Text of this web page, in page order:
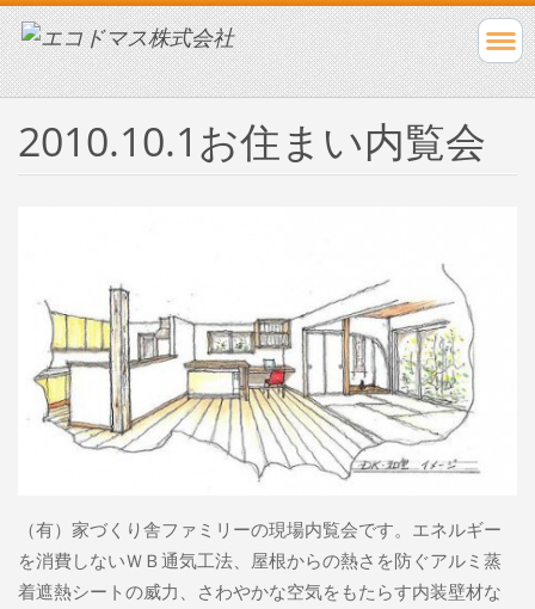
2010.10.1お住まい内覧会
（有）家づくり舎ファミリーの現場内覧会です。エネルギー
を消費しないＷＢ通気工法、屋根からの熱さを防ぐアルミ蒸
着遮熱シートの威力、さわやかな空気をもたらす内装壁材な